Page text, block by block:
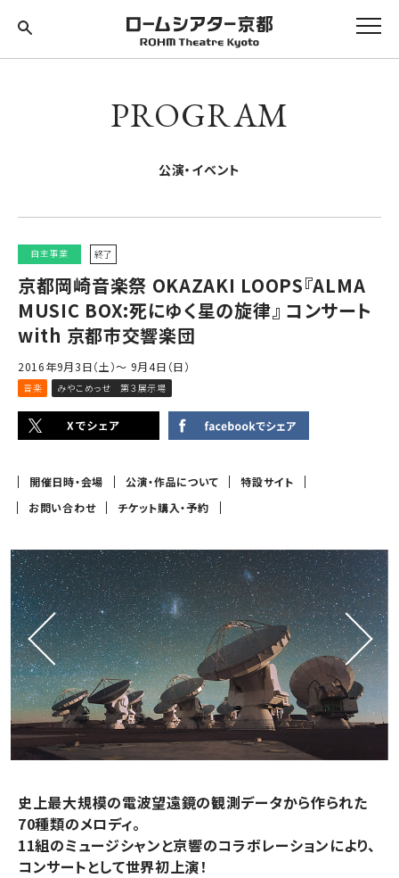
PROGRAM
公演・イベント
自主事業 終了
京都岡崎音楽祭 OKAZAKI LOOPS『ALMA
MUSIC BOX:死にゆく星の旋律』 コンサート
with 京都市交響楽団
2016年9月3日（土）～ 9月4日（日）
音楽 みやこめっせ 第３展示場
開催日時・会場 公演・作品について
特設サイト
お問い合わせ
チケット購入・予約
史上最大規模の電波望遠鏡の観測データから作られた
70種類のメロディ。
11組のミュージシャンと京響のコラボレーションにより、
コンサートとして世界初上演！